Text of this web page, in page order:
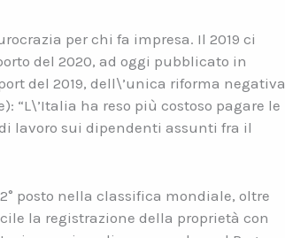
per chi fa impresa. Il 2019 ci
del 2020, ad oggi pubblicato in
del 2019, dell\’unica riforma negativa
“L\’Italia ha reso più costoso pagare le
lavoro sui dipendenti assunti fra il
posto nella classifica mondiale, oltre
la registrazione della proprietà con